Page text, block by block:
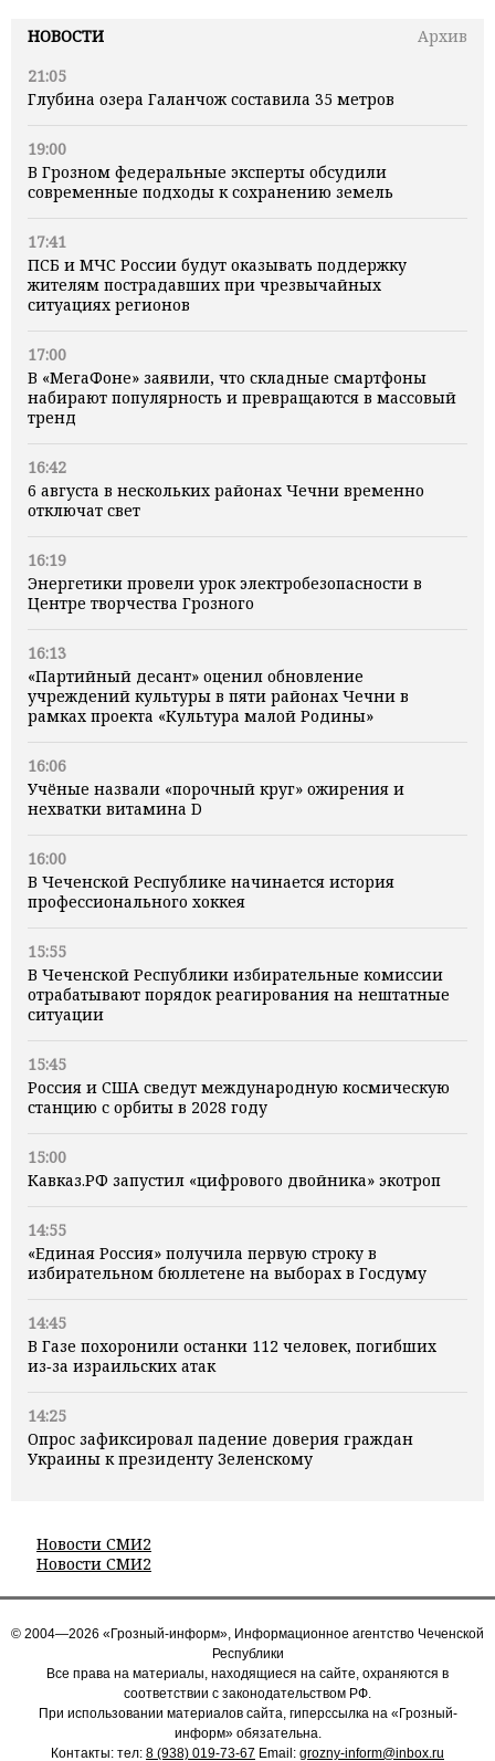
НОВОСТИ
Архив
21:05
Глубина озера Галанчож составила 35 метров
19:00
В Грозном федеральные эксперты обсудили
современные подходы к сохранению земель
17:41
ПСБ и МЧС России будут оказывать поддержку
жителям пострадавших при чрезвычайных
ситуациях регионов
17:00
В «МегаФоне» заявили, что складные смартфоны
набирают популярность и превращаются в массовый
тренд
16:42
6 августа в нескольких районах Чечни временно
отключат свет
16:19
Энергетики провели урок электробезопасности в
Центре творчества Грозного
16:13
«Партийный десант» оценил обновление
учреждений культуры в пяти районах Чечни в
рамках проекта «Культура малой Родины»
16:06
Учёные назвали «порочный круг» ожирения и
нехватки витамина D
16:00
В Чеченской Республике начинается история
профессионального хоккея
15:55
В Чеченской Республики избирательные комиссии
отрабатывают порядок реагирования на нештатные
ситуации
15:45
Россия и США сведут международную космическую
станцию с орбиты в 2028 году
15:00
Кавказ.РФ запустил «цифрового двойника» экотроп
14:55
«Единая Россия» получила первую строку в
избирательном бюллетене на выборах в Госдуму
14:45
В Газе похоронили останки 112 человек, погибших
из‑за израильских атак
14:25
Опрос зафиксировал падение доверия граждан
Украины к президенту Зеленскому
Новости СМИ2
Новости СМИ2
© 2004—2026 «Грозный-информ», Информационное агентство Чеченской
Республики
Все права на материалы, находящиеся на сайте, охраняются в
соответствии с законодательством РФ.
При использовании материалов сайта, гиперссылка на «Грозный-
информ» обязательна.
Контакты: тел: 8 (938) 019-73-67 Email: grozny-inform@inbox.ru